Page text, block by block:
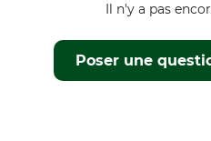
Poser une
Il n'y a pas